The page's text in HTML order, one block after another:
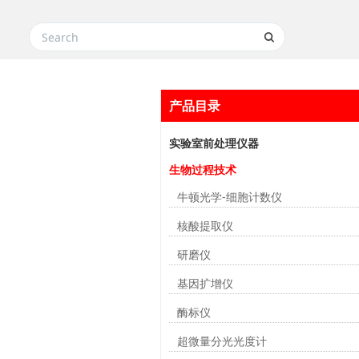
产品目录
实验室前处理仪器
生物过程技术
牛顿光学-细胞计数仪
核酸提取仪
研磨仪
基因扩增仪
酶标仪
超微量分光光度计